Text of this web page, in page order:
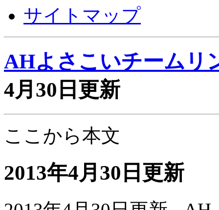
サイトマップ
AHよさこいチームリ
4月30日更新
ここから本文
2013年4月30日更新